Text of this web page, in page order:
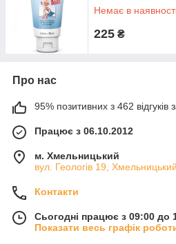
Немає в
225 ₴
Про нас
95% позитивних з 462 відгуків
Працює з 06.10.2012
м. Хмельницький
вул. Геологів 19,
Контакти
Сьогодні працює з 09:00 до
Показати весь графік